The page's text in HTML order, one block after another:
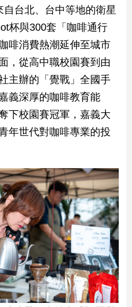
台北、台中等地的衛星
杯與300套「咖啡通行
啡消費熱潮延伸至城市
，從高中職校園賽到由
主辦的「覺戰」全國手
義深厚的咖啡教育能
下校園賽冠軍，嘉義大
年世代對咖啡專業的投